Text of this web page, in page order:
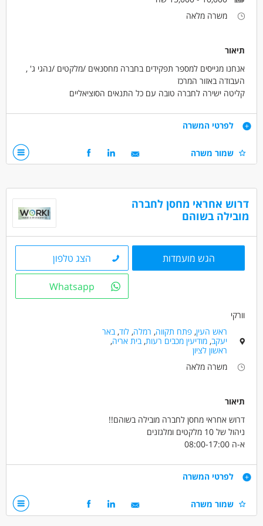
משרה מלאה
תיאור
אנחנו מגייסים למספר תפקידים בחברה מחסנאים /מלקטים /נהגי ג' ,
העבודה באזור המרכז
קליטה ישירה לחברה טובה עם כל התנאים הסוציאליים
ימי עבודה א-ה 08:00-17:00
מיידי!
דרישות
מחסנים ולוגיסטיקה - מחסנאות ואחסון
מחסנים ולוגיסטיקה - מלקטים
מחסנים ולוגיסטיקה - עובדים כלליים
מאפייני משרה
כולל שישי
עבודה ללא ניסיון
בונוס למתמידים
עבודה מיידית
בני 40 פלוס
לפרטי המשרה
שמור משרה
דרוש אחראי מחסן לחברה
מובילה בשוהם
הגש מועמדות הצג טלפון
Whatsapp
וורקי
ראש העין,פתח תקווה, רמלה,לוד,באר
יעקב,מודיעין מכבים רעות,בית אריה,
ראשון לציון
משרה מלאה
תיאור
דרוש אחראי מחסן לחברה מובילה בשוהם!!
ניהול של 10 מלקטים ומלגזנים
א-ה 08:00-17:00
שכר 65 ש"ח! לשעה+קרן השתלמות +החזר נסיעות +בונוסים
דרישות
רישיון מלגזה חובה
לפרטי המשרה
שמור משרה